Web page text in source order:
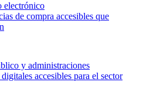
electrónico
de compra accesibles que
y administraciones
accesibles para el sector